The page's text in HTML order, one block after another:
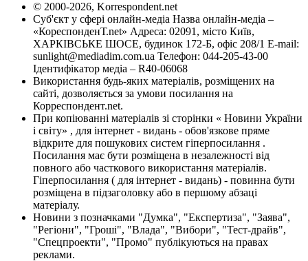
© 2000-2026, Korrespondent.net
Суб'єкт у сфері онлайн-медіа Назва онлайн-медіа –
«КореспонденТ.net» Адреса: 02091, місто Київ,
ХАРКІВСЬКЕ ШОСЕ, будинок 172-Б, офіс 208/1 E-mail:
sunlight@mediadim.com.ua Телефон: 044-205-43-00
Ідентифікатор медіа – R40-06068
Використання будь-яких матеріалів, розміщених на
сайті, дозволяється за умови посилання на
Корреспондент.net.
При копіюванні матеріалів зі сторінки « Новини України
і світу» , для інтернет - видань - обов'язкове пряме
відкрите для пошукових систем гіперпосилання .
Посилання має бути розміщена в незалежності від
повного або часткового використання матеріалів.
Гіперпосилання ( для інтернет - видань) - повинна бути
розміщена в підзаголовку або в першому абзаці
матеріалу.
Новини з позначками "Думка", "Експертиза", "Заява",
"Регіони", "Гроші", "Влада", "Вибори", "Тест-драйв",
"Спецпроекти", "Промо" публікуються на правах
реклами.